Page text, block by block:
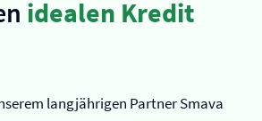
idealen Kredit
langjährigen Partner Smava